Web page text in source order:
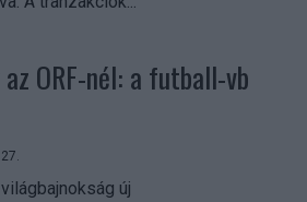
ORF-nél: a futball-vb
új